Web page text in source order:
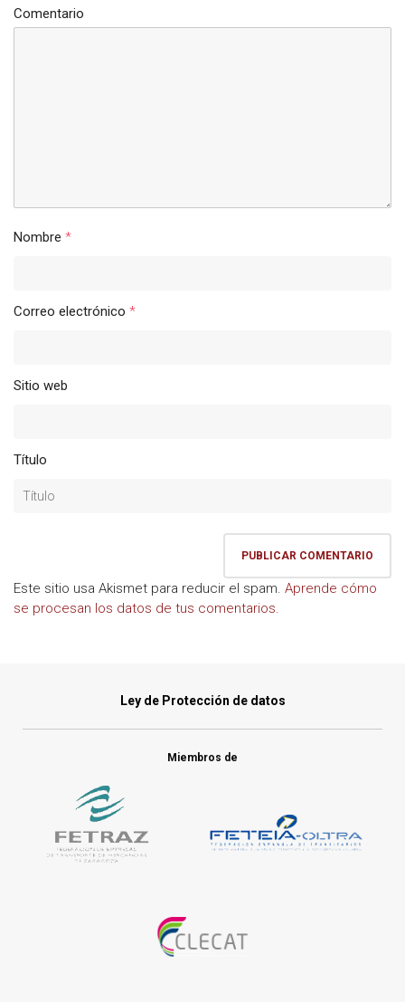
Comentario
Nombre *
Correo electrónico *
Sitio web
Título
Este sitio usa Akismet para reducir el spam. Aprende cómo
se procesan los datos de tus comentarios.
Ley de Protección de datos
Miembros de